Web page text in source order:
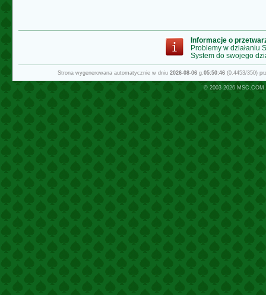
Informacje o
Problemy w działaniu
System do swojego
Strona wygenerowana automatycznie w dniu 2026-08-06g.05:50:46(0.4453/350)
© 2003-2026